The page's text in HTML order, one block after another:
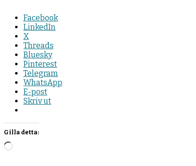
Facebook
LinkedIn
X
Threads
Bluesky
Pinterest
Telegram
WhatsApp
E-post
Skriv ut
Gilla detta:
Laddar